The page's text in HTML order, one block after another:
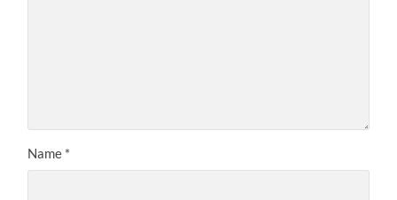
Name *